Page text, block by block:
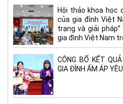
Hội thảo khoa học
của gia đình Việt
trạng và giải
gia đình Việt Nam
CÔNG BỐ KẾT
GIA ĐÌNH ẤM ÁP